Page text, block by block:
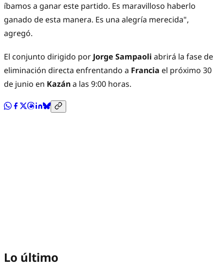
íbamos a ganar este partido. Es maravilloso haberlo
ganado de esta manera. Es una alegría merecida",
agregó.
El conjunto dirigido por Jorge Sampaoli abrirá la fase de
eliminación directa enfrentando a Francia el próximo 30
de junio en Kazána las 9:00 horas.
Lo último